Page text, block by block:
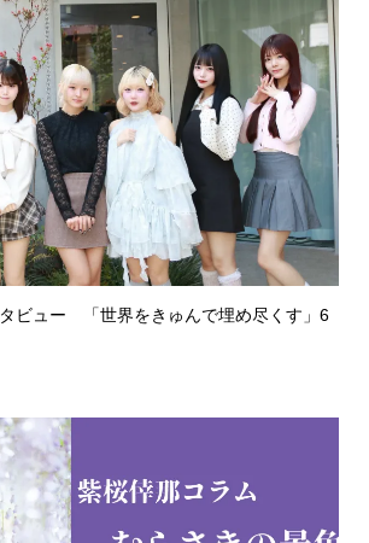
ビュー 「世界をきゅんで埋め尽くす」6